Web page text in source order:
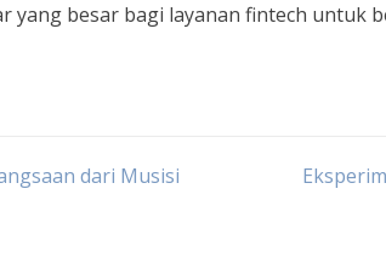
yang besar bagi layanan fintech untuk
dari Musisi